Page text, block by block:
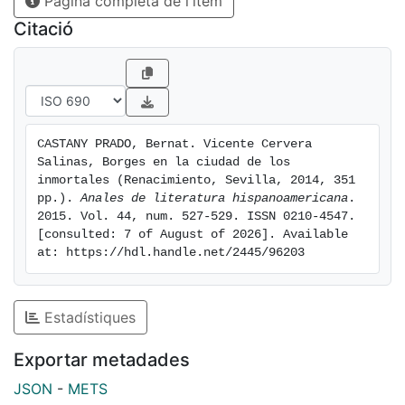
Citació
CASTANY PRADO, Bernat. Vicente Cervera
Salinas, Borges en la ciudad de los
inmortales (Renacimiento, Sevilla, 2014, 351
pp.). Anales de literatura hispanoamericana .
2015. Vol. 44, num. 527-529. ISSN 0210-4547.
[consulted: 7 of August of 2026]. Available
at: https://hdl.handle.net/2445/96203
Estadístiques
Exportar metadades
JSON - METS